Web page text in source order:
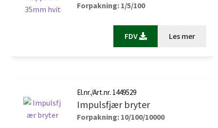
Forpakning: 1/5/100
FDV Les mer
El.nr./Art.nr. 1449529
Impulsfjær bryter
Forpakning: 10/100/10000